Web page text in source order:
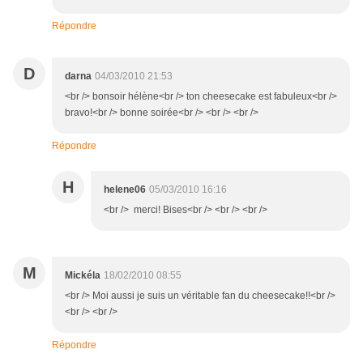
Répondre
D darna 04/03/2010 21:53
<br /> bonsoir hélène<br /> ton cheesecake est fabuleux<br />
bravo!<br /> bonne soirée<br /> <br /> <br />
Répondre
H helene06 05/03/2010 16:16
<br /> merci! Bises<br /> <br /> <br />
M Mickéla 18/02/2010 08:55
<br /> Moi aussi je suis un véritable fan du cheesecake!!<br />
<br /> <br />
Répondre